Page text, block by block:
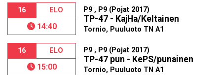
16 ELO
14:40
P9 , P9 (Pojat 2017)
TP-47 - KajHa/Keltainen
Tornio, Puuluoto TN A1
16 ELO
15:00
P9 , P9 (Pojat 2017)
TP-47 pun - KePS/punainen
Tornio, Puuluoto TN A1